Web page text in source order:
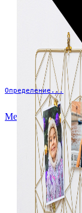
Определение...
Меню